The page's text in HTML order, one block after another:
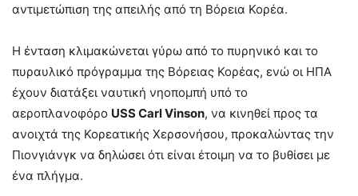
αντιμετώπιση της απειλής από τη Βόρεια Κορέα.
Η ένταση κλιμακώνεται γύρω από το πυρηνικό και το
πυραυλικό πρόγραμμα της Βόρειας Κορέας, ενώ οι ΗΠΑ
έχουν διατάξει ναυτική νηοπομπή υπό το
αεροπλανοφόρο USS Carl Vinson, να κινηθεί προς τα
ανοιχτά της Κορεατικής Χερσονήσου, προκαλώντας την
Πιονγιάνγκ να δηλώσει ότι είναι έτοιμη να το βυθίσει με
ένα πλήγμα.